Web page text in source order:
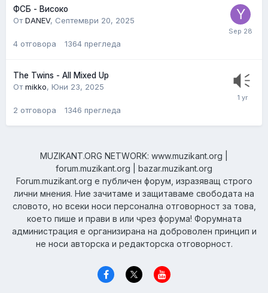
ФСБ - Високо
ОтDANEV, Септември 20, 2025
4 отговора 1364 прегледа
The Twins - All Mixed Up
Отmikko, Юни 23, 2025
2 отговора 1346 прегледа
MUZIKANT.ORG NETWORK: www.muzikant.org |
forum.muzikant.org | bazar.muzikant.org
Forum.muzikant.org е публичен форум, изразяващ строго
лични мнения. Ние зачитаме и защитаваме свободата на
словото, но всеки носи персонална отговорност за това,
което пише и прави в или чрез форума! Форумната
администрация е организирана на доброволен принцип и
не носи авторска и редакторска отговорност.